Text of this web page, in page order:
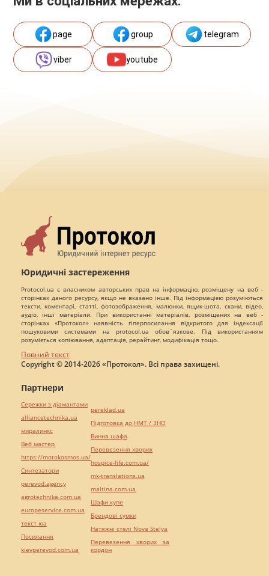
page group telegram
viber youtube
Юридичні застереження
Protocol.ua є власником авторських прав на інформацію, розміщену на веб -
сторінках даного ресурсу, якщо не вказано інше. Під інформацією розуміються
тексти, коментарі, статті, фотозображення, малюнки, ящик-шота, скани, відео,
аудіо, інші матеріали. При використанні матеріалів, розміщених на веб -
сторінках «Протокол» наявність гіперпосилання відкритого для індексації
пошуковими системами на protocol.ua обов`язкове. Під використанням
розуміється копіювання, адаптація, рерайтинг, модифікація тощо.
Повний текст
Copyright © 2014-2026 «Протокол». Всі права захищені.
Партнери
Сережки з діамантами
alliancetechnika.ua
миралинкс
Веб мастер
https://motokosmos.ua/
Синтезатори
perevod.agency
agrotechnika.com.ua
europeservice.com.ua
текст юа
Посилання
kievperevod.com.ua
pereklad.ua
Підготовка до НМТ / ЗНО
Винна шафа
Перевезення хворих
hospice-life.com.ua/
mk-translations.ua
maltina.com.ua
Шафи купе
Брендові сумки
Натяжні стелі Nova Stelya
Перевезення хворих за
кордон